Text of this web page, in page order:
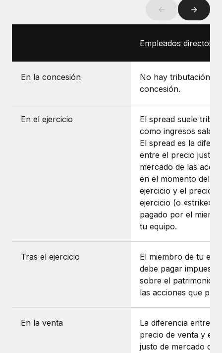
← →
Empleados directos
En la concesión
No hay tributación
concesión.
En el ejercicio
El spread suele
como ingresos
El spread es la
entre el precio justo
mercado de las
en el momento del
ejercicio y el precio
ejercicio (o «strike»)
pagado por el
tu equipo.
Tras el ejercicio
El miembro de tu
debe pagar impuesto
sobre el patrimonio
las acciones que
En la venta
La diferencia entre el
precio de venta y el
justo de mercado de